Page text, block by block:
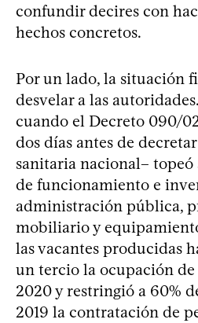
confundir decires con
hechos concretos.
Por un lado, la situación
desvelar a las
cuando el Decreto 090/
dos días antes de
sanitaria nacional– topeó
de funcionamiento e
administración pública,
mobiliario y
las vacantes producidas
un tercio la ocupación de
2020 y restringió a 60%
2019 la contratación de